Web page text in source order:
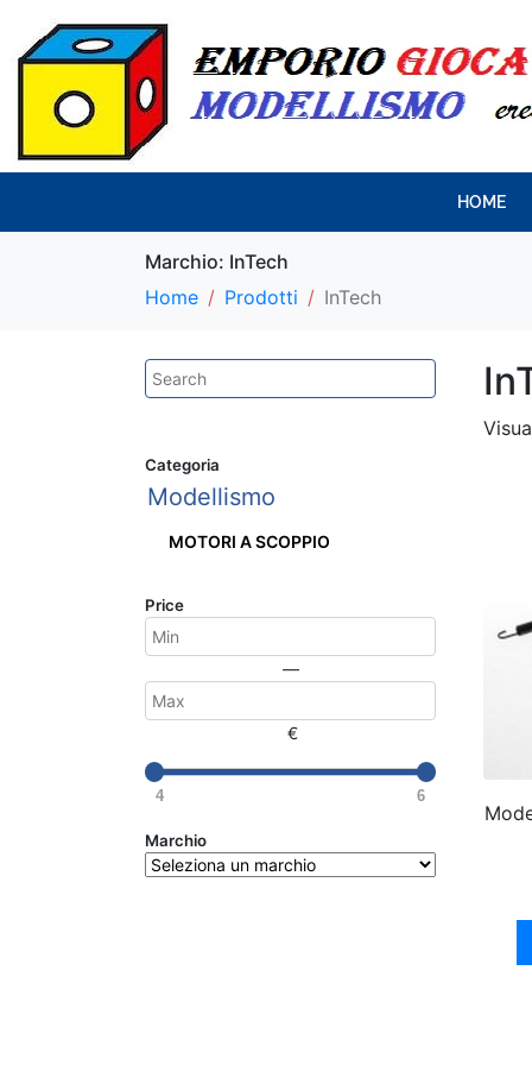
HOME
Marchio: InTech
Home
Prodotti InTech
Categoria
Modellismo
MOTORI A SCOPPIO
Price
—
€
4 6
Marchio